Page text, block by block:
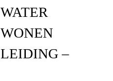
WATER
WONEN
LEIDING –